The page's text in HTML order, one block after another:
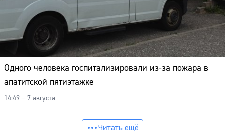
Одного человека госпитализировали из-за пожара в
апатитской пятиэтажке
14:49 – 7 августа
Читать ещё